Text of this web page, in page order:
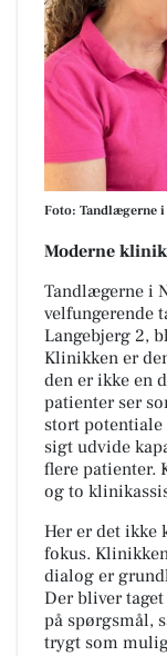
Foto: Tandlægerne
Moderne
Tandlægerne i
velfungerende
Langebjerg 2,
Klinikken er
den er ikke en
patienter ser
stort
sigt udvide
flere patienter.
og to
Her er det ikke
fokus.
dialog er
Der bliver
på spørgsmål,
trygt som